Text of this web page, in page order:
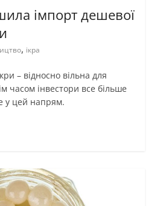
імпорт дешевої
, ікра
– відносно вільна для
часом інвестори все більше
у цей напрям.